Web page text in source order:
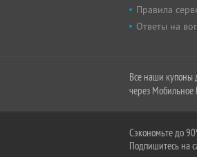
Правила
Ответы на
Все наши купоны
через
Сэкономьте до
Подпишитесь на